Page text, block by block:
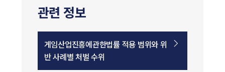
관련 정보
게임산업진흥에관한법률 적용 범위와 위
반 사례별 처벌 수위